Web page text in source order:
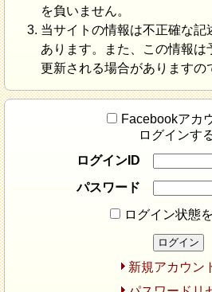
を負いません。
当サイトの情報は不正確な記
あります。また、この情報は
更新される場合がありますの
Facebookアカ
ログインす
ログインID
パスワード
ログイン状態
新規アカウン